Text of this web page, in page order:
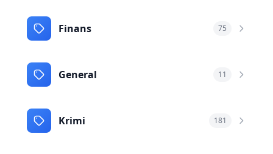
Finans 75
General 11
Krimi 181